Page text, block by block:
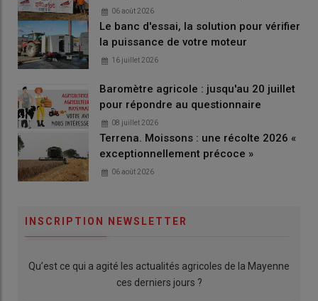
06 août 2026
Le banc d'essai, la solution pour vérifier
la puissance de votre moteur
16 juillet 2026
Baromètre agricole : jusqu'au 20 juillet
pour répondre au questionnaire
08 juillet 2026
Terrena. Moissons : une récolte 2026 «
exceptionnellement précoce »
06 août 2026
INSCRIPTION NEWSLETTER
Qu’est ce qui a agité les actualités agricoles de la Mayenne
ces derniers jours ?